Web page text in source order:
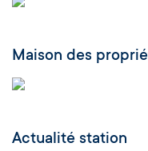
Maison des
Actualité station